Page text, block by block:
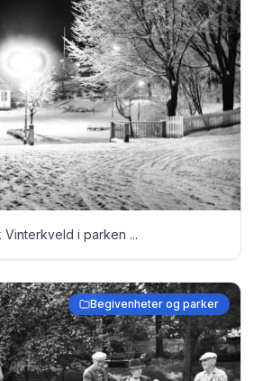
i parken ...
Begivenheter og parker